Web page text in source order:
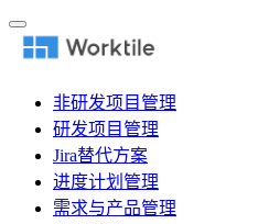
非研发项目管理
研发项目管理
Jira替代方案
进度计划管理
需求与产品管理